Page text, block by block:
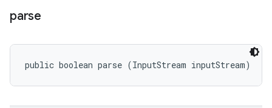
parse
public boolean parse (InputStream inputStream)